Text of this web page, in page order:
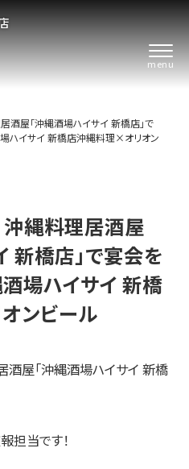
酒屋「沖縄酒場ハイサイ 新橋店」で
場ハイサイ 新橋店沖縄料理×オリオン
沖縄料理居酒屋
新橋店」で宴会を
酒場ハイサイ 新橋
ンビール
酒屋「沖縄酒場ハイサイ 新橋
担当です！